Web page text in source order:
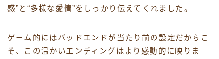
感”と“多様な愛情”をしっかり伝えてくれました。
ゲーム的にはバッドエンドが当たり前の設定だからこ
そ、この温かいエンディングはより感動的に映りま